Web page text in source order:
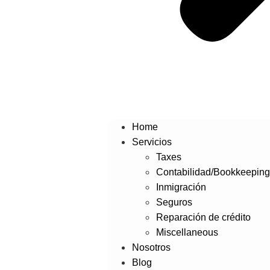
Home
Servicios
Taxes
Contabilidad/Bookkeeping
Inmigración
Seguros
Reparación de crédito
Miscellaneous
Nosotros
Blog